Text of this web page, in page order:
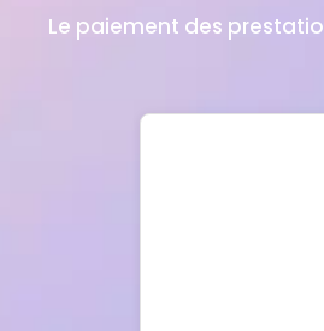
Le paiement des